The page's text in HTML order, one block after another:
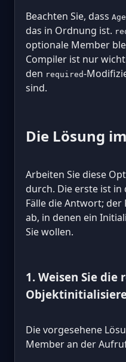
Beachten Sie, dass Age
das in Ordnung ist.
optionale Member
Compiler ist nur
den required-
sind.
Die Lösung
Arbeiten Sie diese
durch. Die erste ist
Fälle die Antwort; der
ab, in denen ein
Sie wollen.
1. Weisen Sie
Die vorgesehene
Member an der